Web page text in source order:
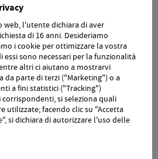
0 - 2
anni
anni
anni
da
€
da
45,00 €
da
55,00 € 65,00 €
da
€
da
45,00 €
da
55,00 € 65,00 €
da
da
da
web, l'utente dichiara di aver
di 16 anni. Desideriamo
i cookie per ottimizzare la vostra
essi sono necessari per la funzionalità
altri ci aiutano a mostrarvi
da parte di terzi ("Marketing") o a
a fini statistici ("Tracking")
si seleziona quali
utilizzate; facendo clic su "Accetta
si dichiara di autorizzare l'uso delle